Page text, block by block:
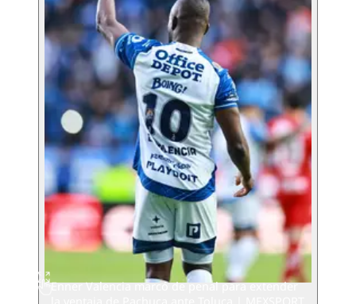
Enner Valencia marcó de penal para extender